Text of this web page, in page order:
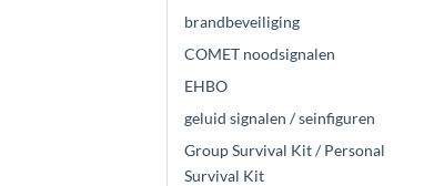
brandbeveiliging
COMET noodsignalen
EHBO
geluid signalen / seinfiguren
Group Survival Kit / Personal
Survival Kit
Oorspronkelijke
Huidige
€113,29 Oorspronkelijke
prijs
was:
€95,00Huidige
prijs
is: